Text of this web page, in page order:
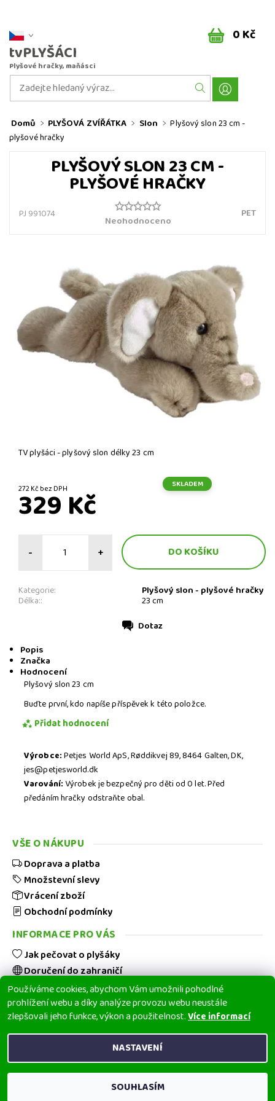
tvPLYŠÁCI
Plyšové hračky, maňásci
0 Kč
Domů PLYŠOVÁ ZVÍŘÁTKA Slon
Plyšový slon 23 cm -
plyšové hračky
PLYŠOVÝ SLON 23 CM -
PLYŠOVÉ HRAČKY
PJ 991074 Neohodnoceno
PET
TV plyšáci - plyšový slon délky 23 cm
272 Kč bez DPH SKLADEM
329 Kč
- +
Kategorie: Plyšový slon - plyšové hračky
Délka:: 23 cm
Dotaz
Popis
Značka
Hodnocení
Plyšový slon 23 cm
Buďte první, kdo napíše příspěvek k této položce.
Přidat hodnocení
Stisknutím tlačítka
seznámili s našimiPODMÍNKAMI OCHRANY
OSOBNÍCH ÚDAJŮ.
Výrobce:Petjes World ApS, Røddikvej 89, 8464 Galten, DK,
jes@petjesworld.dk
Varování:Výrobek je bezpečný pro děti od 0 let. Před
předáním hračky odstraňte obal.
Používáme cookies, abychom Vám umožnili pohodlné
prohlížení webu a díky analýze provozu webu neustále
zlepšovali jeho funkce, výkon a použitelnost.Více informací
NASTAVENÍ
SOUHLASÍM
VŠE O NÁKUPU
Doprava a platba
Množstevní slevy
Vrácení zboží
Obchodní podmínky
INFORMACE PRO VÁS
Jak pečovat o plyšáky
Doručení do zahraničí
Hodnocení obchodu
Blog
Kontakt
2026 © tvPLYŠÁCI.cz
Všechna práva vyhrazena